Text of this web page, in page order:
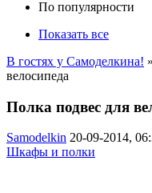
По популярности
Показать все
В гостях у Самоделкина! »
велосипеда
Полка подвес для
Samodelkin 20-09-2014,
Шкафы и полки